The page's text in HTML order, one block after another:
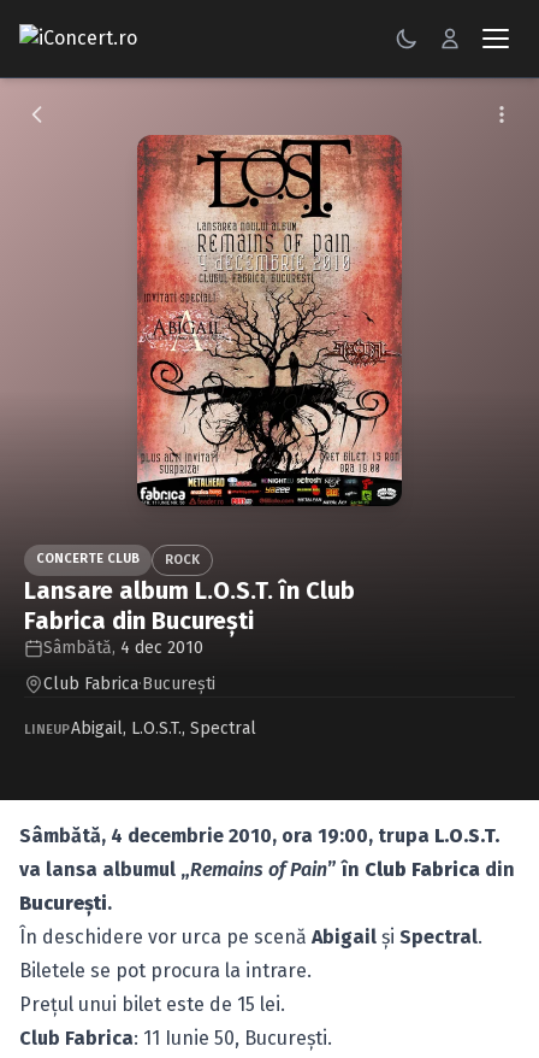
CONCERTE
Caută în site...
CONCERTE CLUB ROCK
Lansare album L.O.S.T. în Club
Fabrica din Bucureşti
Sâmbătă, 4 dec 2010
Club Fabrica·Bucureşti
LINEUPAbigail, L.O.S.T., Spectral
Sâmbătă, 4 decembrie 2010, ora 19:00, trupa L.O.S.T.
va lansa albumul „Remains of Pain” în Club Fabrica din
Bucureşti.
În deschidere vor urca pe scenă Abigail şi Spectral.
Biletele se pot procura la intrare.
Preţul unui bilet este de 15 lei.
Club Fabrica: 11 Iunie 50, Bucureşti.